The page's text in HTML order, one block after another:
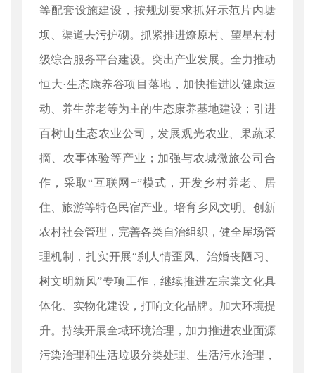
等配套设施建设，按规划要求抓好示范片内塘
坝、渠道去污护砌。抓紧推进燎原村、望星村村
级综合服务平台建设。突出产业发展。全力推动
恒大·生态康养谷项目落地，加快推进以健康运
动、养生养老等为主的生态康养基地建设；引进
百树山生态农业公司，发展观光农业、果蔬采
摘、农事体验等产业；加强与农城微旅公司合
作，采取“互联网+”模式，开发乡村养老、居
住、旅游等特色民宿产业。培育乡风文明。创新
农村社会管理，完善各类自治组织，健全屋场管
理机制，扎实开展“刹人情歪风、治婚丧陋习、
树文明新风”专项工作，继续推进左宗棠文化具
体化、实物化建设，打响文化品牌。加大环境提
升。持续开展全域环境治理，加力推进农业面源
污染治理和生活垃圾分类处理、生活污水治理，